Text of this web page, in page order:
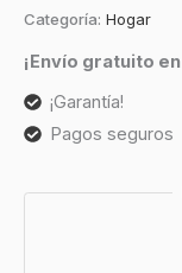
Categoría: Hogar
¡Envío gratuito
¡Garantía!
Pagos seguros